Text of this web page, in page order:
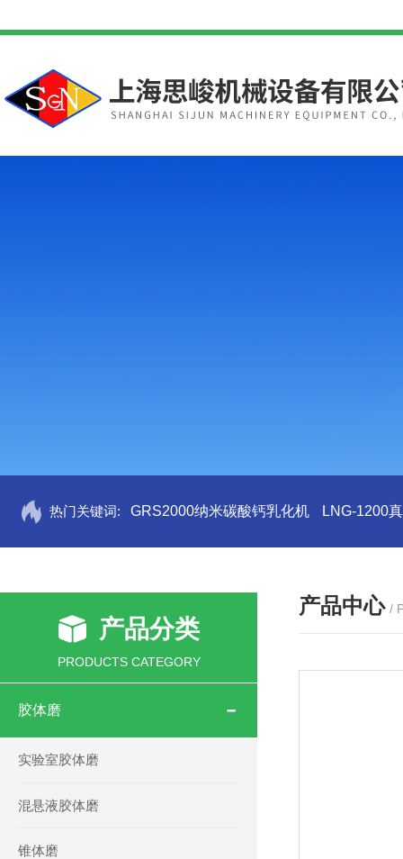
热门关键词: GRS2000纳米碳酸钙乳化机 LNG-1200
产品分类
PRODUCTS CATEGORY
胶体磨
实验室胶体磨
混悬液胶体磨
锥体磨
产品中心 /